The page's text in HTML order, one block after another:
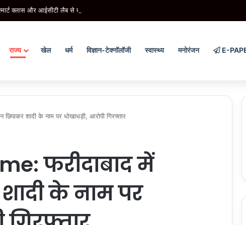
क्लास और आईसीटी लैब से बदलेगी पढ़ाई की तस्वीर, हर विकासखंड में तैयार होंगे मास्टर ट्रेनर
राज्य खेल धर्म विज्ञान-टेक्नॉलॉजी स्वास्थ्य मनोरंजन E-
शादी के नाम पर धोखाधड़ी, आरोपी गिरफ्तार
फरीदाबाद में
के नाम पर